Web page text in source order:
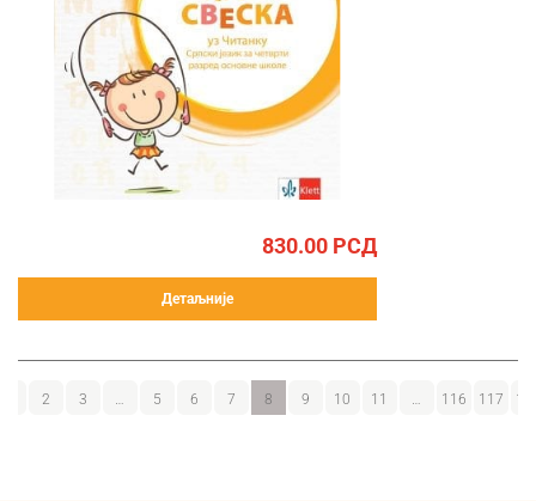
830.00 РСД
Детаљније
2 3 5 6 7 8 9 10 11 116 117